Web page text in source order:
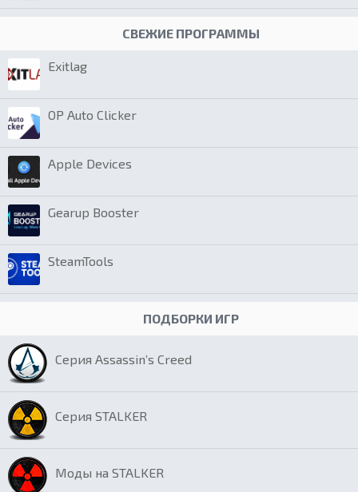
СВЕЖИЕ ПРОГРАММЫ
Exitlag
OP Auto Clicker
Apple Devices
Gearup Booster
SteamTools
ПОДБОРКИ ИГР
Серия Assassin’s Creed
Серия STALKER
Моды на STALKER